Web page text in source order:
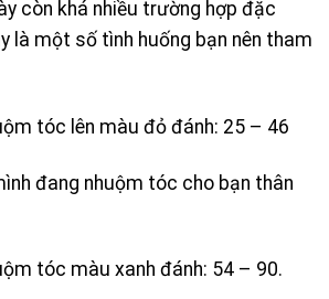
còn khá nhiều trường hợp đặc
là một số tình huống bạn nên tham
tóc lên màu đỏ đánh: 25 – 46
đang nhuộm tóc cho bạn thân
tóc màu xanh đánh: 54 – 90.